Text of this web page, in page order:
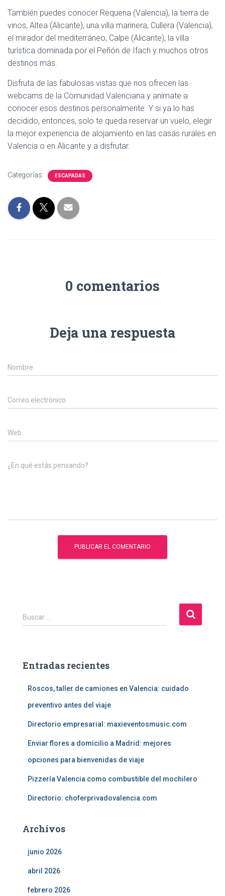
También puedes conocer Requena (Valencia), la tierra de
vinos, Altea (Alicante), una villa marinera, Cullera (Valencia),
el mirador del mediterráneo, Calpe (Alicante), la villa
turística dominada por el Peñón de Ifach y muchos otros
destinos más.
Disfruta de las fabulosas vistas que nos ofrecen las
webcams de la Comunidad Valenciana y anímate a
conocer esos destinos personalmente. Y si ya lo has
decidido, entonces, solo te queda reservar un vuelo, elegir
la mejor experiencia de alojamiento en las casas rurales en
Valencia o en Alicante y a disfrutar.
Categorías: ESCAPADAS
0 comentarios
Deja una respuesta
Nombre
Correo electrónico
Web
¿En qué estás pensando?
B
u
r
Buscar …
Entradas recientes
Roscos, taller de camiones en Valencia: cuidado
preventivo antes del viaje
Directorio empresarial: maxieventosmusic.com
Enviar flores a domicilio a Madrid: mejores
opciones para bienvenidas de viaje
Pizzería Valencia como combustible del mochilero
Directorio: choferprivadovalencia.com
Archivos
junio 2026
abril 2026
febrero 2026